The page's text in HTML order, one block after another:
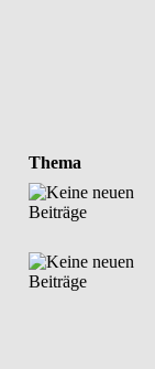
Thema